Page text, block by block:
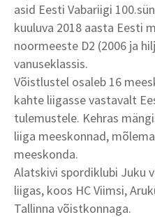
asid Eesti Vabariigi
kuuluva 2018 aasta Eesti
noormeeste D2 (2006 ja
vanuseklassis.
Võistlustel osaleb 16
kahte liigasse vastavalt
tulemustele. Kehras
liiga meeskonnad,
meeskonda.
Alatskivi spordiklubi Juku
liigas, koos HC Viimsi,
Tallinna võistkonnaga.